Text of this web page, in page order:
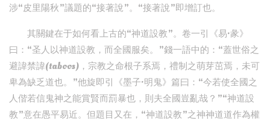
涉“皮里陽秋”議題的“接著說”。“接著說”即增訂也。
其關鍵在于如何看上古的“神道設教”。卷一引《易·彖》
曰：“圣人以神道設教，而全國服矣。”錢一語中的：“蓋世俗之
避諱禁諱(taboos)，宗教之命根子系焉，禮制之萌芽茁焉，未可
卑為缺乏道也。”他旋即引《墨子·明鬼》篇曰：“今若使全國之
人偕若信鬼神之能賞賢而罰暴也，則夫全國豈亂哉？”“神道設
教”意在愚平易近。但題目又在，“神道設教”之神神道道作為權